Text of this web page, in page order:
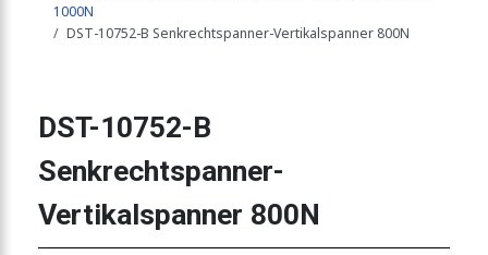
Vertikalspanner 910N
1000N
DST-10752-B Senkrechtspanner-Vertikalspanner 800N
DST-10752-B
Senkrechtspanner-
Vertikalspanner 800N